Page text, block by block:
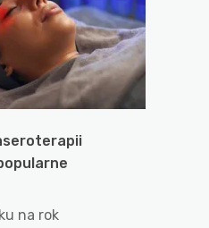
które
warto
włączyć
do
jadłospisu?
na rok